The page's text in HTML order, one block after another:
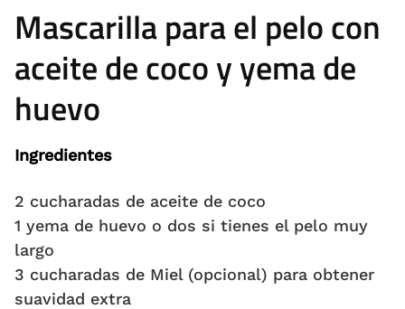
Mascarilla para el pelo con
aceite de coco y yema de
huevo
Ingredientes
2 cucharadas de aceite de coco
1 yema de huevo o dos si tienes el pelo muy
largo
3 cucharadas de Miel (opcional) para obtener
suavidad extra